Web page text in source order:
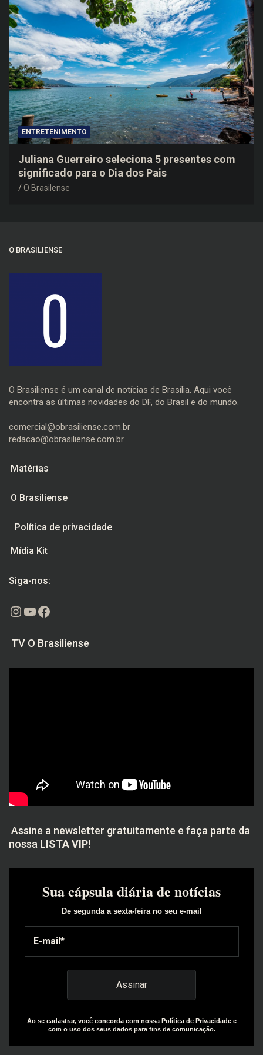
ENTRETENIMENTO
Juliana Guerreiro seleciona 5 presentes com
significado para o Dia dos Pais
O Brasilense
O BRASILIENSE
O Brasiliense é um canal de notícias de Brasília. Aqui você
encontra as últimas novidades do DF, do Brasil e do mundo.
comercial@obrasiliense.com.br
redacao@obrasiliense.com.br
Matérias
O Brasiliense
Política de privacidade
Mídia Kit
Siga-nos:
Instagram
Youtube
Facebook
TV O Brasiliense
Assine a newsletter gratuitamente e faça parte da
nossa LISTA VIP!
Sua cápsula diária de notícias
De segunda a sexta-feira no seu e-mail
Ao se cadastrar, você concorda com nossa Política de Privacidade e
com o uso dos seus dados para fins de comunicação.